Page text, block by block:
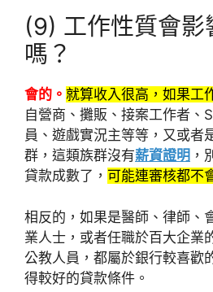
(9) 工作性質會影
嗎？
會的。 就算收入很高，如果工
自營商、攤販、接案工作者、
員、遊戲實況主等等，又或者
群，這類族群沒有薪資證明 ，
貸款成數了， 可能連審核都不
相反的，如果是醫師、律師、
業人士，或者任職於百大企業
公教人員，都屬於銀行較喜歡
得較好的貸款條件。